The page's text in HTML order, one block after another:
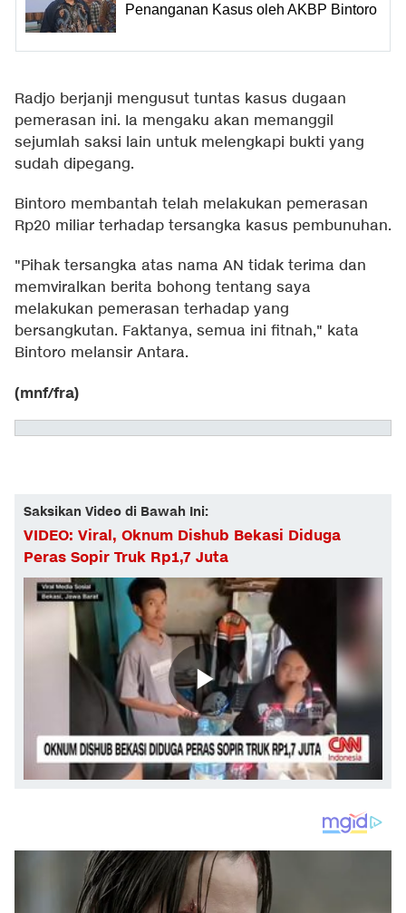
Penanganan Kasus oleh AKBP Bintoro
Radjo berjanji mengusut tuntas kasus dugaan
pemerasan ini. Ia mengaku akan memanggil
sejumlah saksi lain untuk melengkapi bukti yang
sudah dipegang.
Bintoro membantah telah melakukan pemerasan
Rp20 miliar terhadap tersangka kasus pembunuhan.
"Pihak tersangka atas nama AN tidak terima dan
memviralkan berita bohong tentang saya
melakukan pemerasan terhadap yang
bersangkutan. Faktanya, semua ini fitnah," kata
Bintoro melansir Antara.
(mnf/fra)
Saksikan Video di Bawah Ini:
VIDEO: Viral, Oknum Dishub Bekasi Diduga
Peras Sopir Truk Rp1,7 Juta